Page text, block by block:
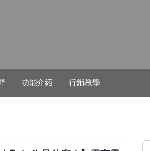
功能介紹 行銷教學